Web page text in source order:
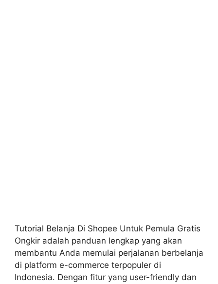
Tutorial Belanja Di Shopee Untuk Pemula Gratis
Ongkir adalah panduan lengkap yang akan
membantu Anda memulai perjalanan berbelanja
di platform e-commerce terpopuler di
Indonesia. Dengan fitur yang user-friendly dan